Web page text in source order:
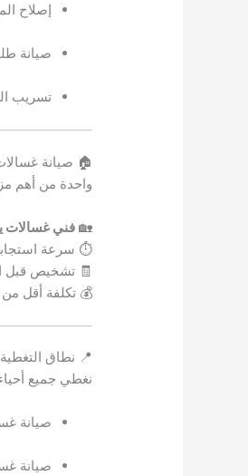
إصلاح
صيانة
تسريب
🏠 صيانة
واحدة من أهم
🏡فني غسالات
⏱ سرعة
🧾 تشخيص قبل
💰 تكلفة أقل من
📍 نطاق
نغطي جميع
صيانة
صيانة